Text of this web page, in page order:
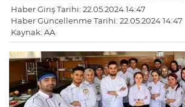
Haber Giriş Tarihi: 22.05.2024 14:47
Haber Güncellenme Tarihi: 22.05.2024 14:47
Kaynak: AA